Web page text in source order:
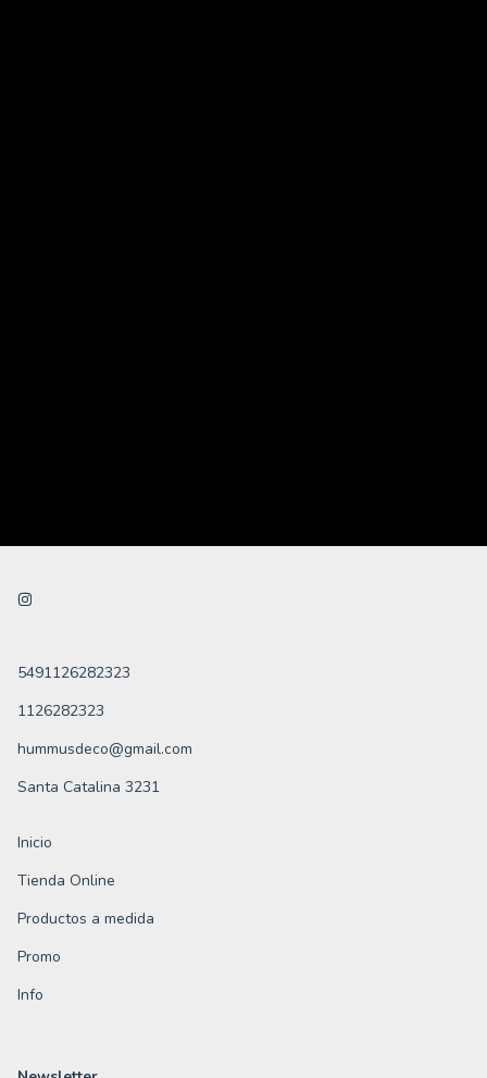
5491126282323
1126282323
hummusdeco@gmail.com
Santa Catalina 3231
Inicio
Tienda Online
Productos a medida
Promo
Info